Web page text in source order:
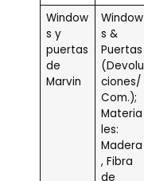
Window
s y
puertas
de
Marvin
Window
s &
Puertas
(Devolu
ciones/
Com.);
Materia
les:
Madera
, Fibra
de